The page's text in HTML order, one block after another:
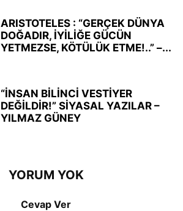
ARISTOTELES : “GERÇEK DÜNYA
DOĞADIR, İYİLİĞE GÜCÜN
YETMEZSE, KÖTÜLÜK ETME!..” –...
“İNSAN BİLİNCİ VESTİYER
DEĞİLDİR!” SİYASAL YAZILAR –
YILMAZ GÜNEY
YORUM YOK
Cevap Ver